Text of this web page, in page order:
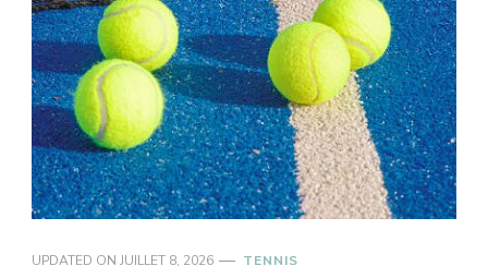
UPDATED ON JUILLET 8, 2026 TENNIS